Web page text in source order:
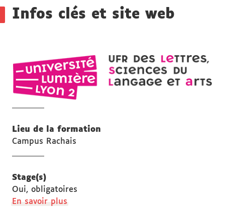
Infos clés et site web
Lieu de la formation
Campus Rachais
Stage(s)
Oui, obligatoires
En savoir plus